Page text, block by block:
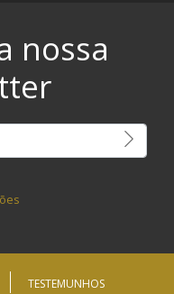
nossa
TESTEMUNHOS